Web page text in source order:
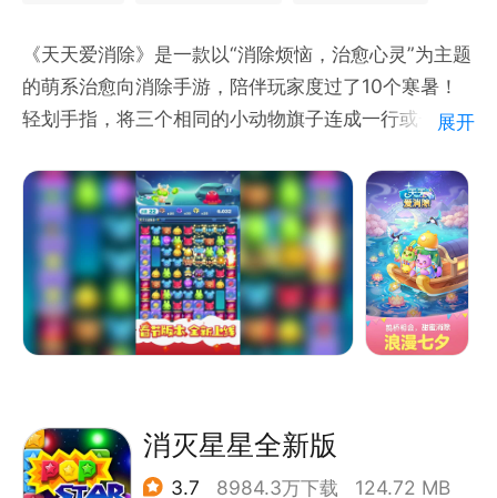
《天天爱消除》是一款以“消除烦恼，治愈心灵”为主题
的萌系治愈向消除手游，陪伴玩家度过了10个寒暑！
轻划手指，将三个相同的小动物旗子连成一行或一列，
除道具和关卡机制，为你的消除旅程插上翅膀吧！
开发组目前精心制作了将近5000多个关卡，120多种
丰富逗趣的关卡元素，更有冒险模式、经典模式、换装
玩法、家装玩法、塔防玩法等多种游戏模式等你体验！
新的游戏玩法还在不断地推出中！
徜徉在奇妙梦幻的梦境云海里，和暖萌国民IP大使喵星
守护下，一起做一些甜甜的美梦吧！
展开
消灭星星全新版
3.7 8984.3万下载 124.72 MB